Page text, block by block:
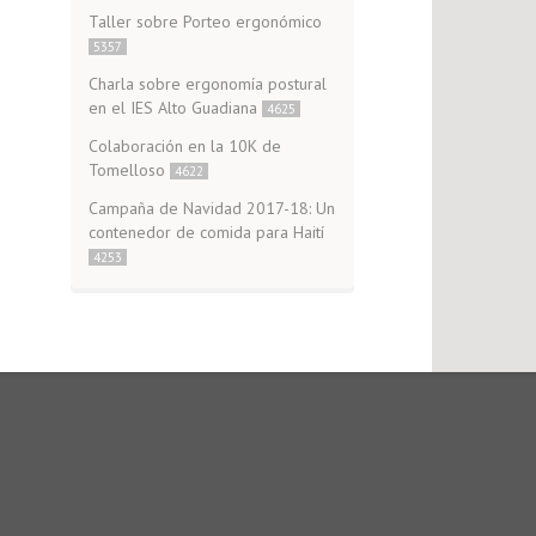
Taller sobre Porteo ergonómico
5357
Charla sobre ergonomía postural
en el IES Alto Guadiana
4625
Colaboración en la 10K de
Tomelloso
4622
Campaña de Navidad 2017-18: Un
contenedor de comida para Haití
4253